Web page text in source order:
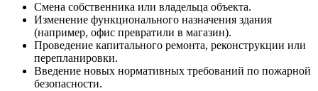
Смена собственника или владельца объекта.
Изменение функционального назначения здания
(например, офис превратили в магазин).
Проведение капитального ремонта, реконструкции или
перепланировки.
Введение новых нормативных требований по пожарной
безопасности.